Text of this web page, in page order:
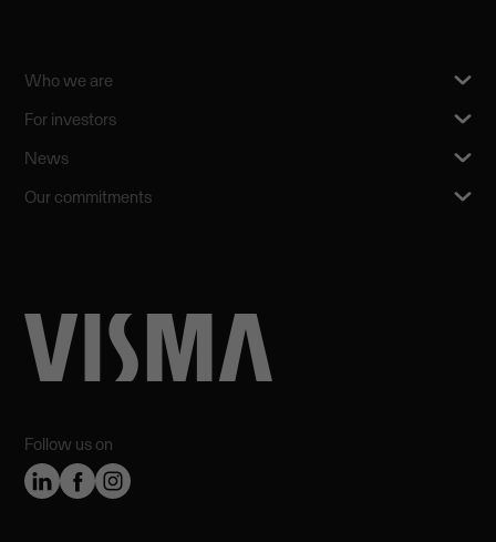
Follow us on
Who we are
For investors
News
Our commitments